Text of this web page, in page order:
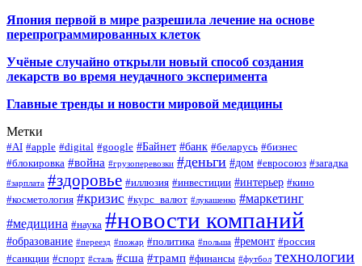
Япония первой в мире разрешила лечение на основе
перепрограммированных клеток
Учёные случайно открыли новый способ создания
лекарств во время неудачного эксперимента
Главные тренды и новости мировой медицины
Метки
#AI #apple #digital #google #Байнет #банк #беларусь #бизнес
#блокировка #война #грузоперевозки #деньги #дом #евросоюз #загадка
#зарплата #здоровье #иллюзия #инвестиции #интерьер #кино
#косметология #кризис #курс_валют #лукашенко #маркетинг
#медицина #наука #новости компаний
#образование #переезд #пожар #политика #польша #ремонт #россия
#санкции #спорт #сталь #сша #трамп #финансы #футбол технологии